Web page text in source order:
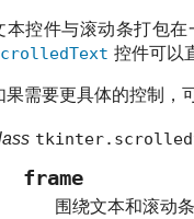
本控件与滚动条打包在
控件可以
果需要更具体的控制，
frame
围绕文本和滚动